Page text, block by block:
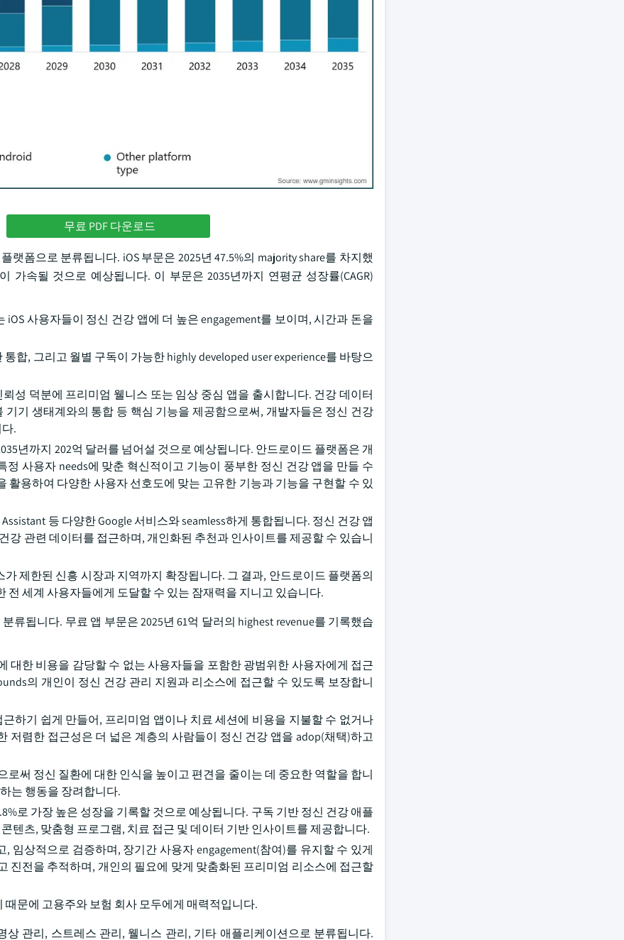
무료 PDF 다운로드
폼으로 분류됩니다. iOS 부문은 2025년 47.5%의 majority share를 차지했
속될 것으로 예상됩니다. 이 부문은 2035년까지 연평균 성장률(CAGR)
사용자들이 정신 건강 앱에 더 높은 engagement를 보이며, 시간과 돈을
합, 그리고 월별 구독이 가능한 highly developed user experience를 바탕으
성 덕분에 프리미엄 웰니스 또는 임상 중심 앱을 출시합니다. 건강 데이터
기 생태계와의 통합 등 핵심 기능을 제공함으로써, 개발자들은 정신 건강
.
년까지 202억 달러를 넘어설 것으로 예상됩니다. 안드로이드 플랫폼은 개
사용자 needs에 맞춘 혁신적이고 기능이 풍부한 정신 건강 앱을 만들 수
용하여 다양한 사용자 선호도에 맞는 고유한 기능과 기능을 구현할 수 있
등 다양한 Google 서비스와 seamless하게 통합됩니다. 정신 건강 앱
강 관련 데이터를 접근하며, 개인화된 추천과 인사이트를 제공할 수 있습니
제한된 신흥 시장과 지역까지 확장됩니다. 그 결과, 안드로이드 플랫폼의
전 세계 사용자들에게 도달할 수 있는 잠재력을 지니고 있습니다.
류됩니다. 무료 앱 부문은 2025년 61억 달러의 highest revenue를 기록했습
대한 비용을 감당할 수 없는 사용자들을 포함한 광범위한 사용자에게 접근
의 개인이 정신 건강 관리 지원과 리소스에 접근할 수 있도록 보장합니
하기 쉽게 만들어, 프리미엄 앱이나 치료 세션에 비용을 지불할 수 없거나
저렴한 접근성은 더 넓은 계층의 사람들이 정신 건강 앱을 adop(채택)하고
써 정신 질환에 대한 인식을 높이고 편견을 줄이는 데 중요한 역할을 합니
는 행동을 장려합니다.
로 가장 높은 성장을 기록할 것으로 예상됩니다. 구독 기반 정신 건강 애플
텐츠, 맞춤형 프로그램, 치료 접근 및 데이터 기반 인사이트를 제공합니다.
임상적으로 검증하며, 장기간 사용자 engagement(참여)를 유지할 수 있게
진전을 추적하며, 개인의 필요에 맞게 맞춤화된 프리미엄 리소스에 접근할
문에 고용주와 보험 회사 모두에게 매력적입니다.
관리, 스트레스 관리, 웰니스 관리, 기타 애플리케이션으로 분류됩니다.